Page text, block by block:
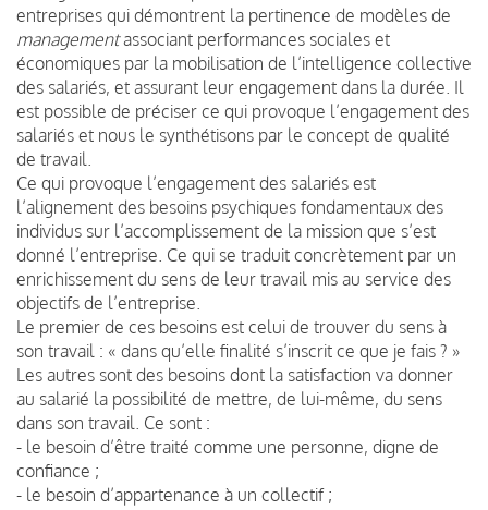
entreprises qui démontrent la pertinence de modèles de
managementassociant performances sociales et
économiques par la mobilisation de l’intelligence collective
des salariés, et assurant leur engagement dans la durée. Il
est possible de préciser ce qui provoque l’engagement des
salariés et nous le synthétisons par le concept de qualité
de travail.
Ce qui provoque l’engagement des salariés est
l’alignement des besoins psychiques fondamentaux des
individus sur l’accomplissement de la mission que s’est
donné l’entreprise. Ce qui se traduit concrètement par un
enrichissement du sens de leur travail mis au service des
objectifs de l’entreprise.
Le premier de ces besoins est celui de trouver du sens à
son travail : « dans qu’elle finalité s’inscrit ce que je fais ? »
Les autres sont des besoins dont la satisfaction va donner
au salarié la possibilité de mettre, de lui-même, du sens
dans son travail. Ce sont :
- le besoin d’être traité comme une personne, digne de
confiance ;
- le besoin d’appartenance à un collectif ;